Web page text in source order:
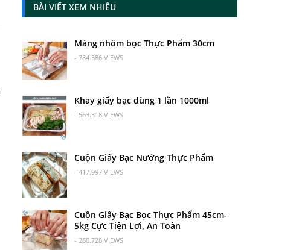
BÀI VIẾT XEM NHIỀU
Màng nhôm bọc Thực Phẩm 30cm
- 784.386 VIEWS
Khay giấy bạc dùng 1 lần 1000ml
- 563.318 VIEWS
Cuộn Giấy Bạc Nướng Thực Phẩm
- 417.997 VIEWS
Cuộn Giấy Bạc Bọc Thực Phẩm 45cm-
5kg Cực Tiện Lợi, An Toàn
- 280.728 VIEWS